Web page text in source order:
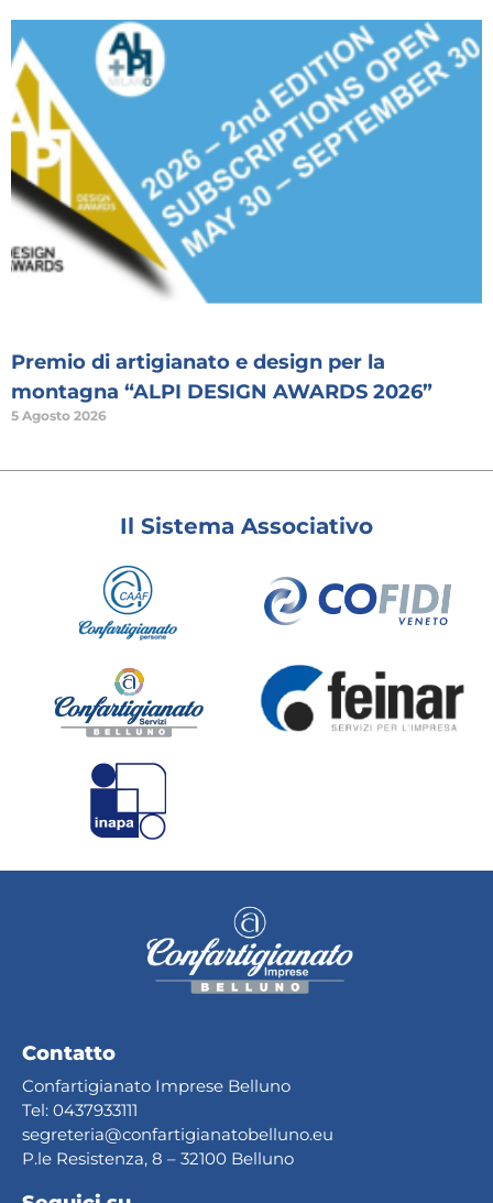
Premio di artigianato e design per la
montagna “ALPI DESIGN AWARDS 2026”
5 Agosto 2026
Il Sistema Associativo
Contatto
Confartigianato Imprese Belluno
Tel: 0437933111
segreteria@confartigianatobelluno.eu
P.le Resistenza, 8 – 32100 Belluno